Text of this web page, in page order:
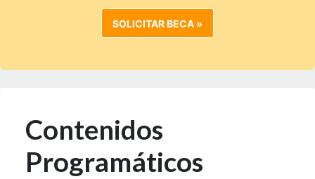
SOLICITAR BECA »
Contenidos
Programáticos